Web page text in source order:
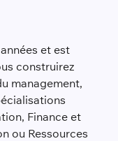
et est
construirez
management,
Finance et
ou Ressources